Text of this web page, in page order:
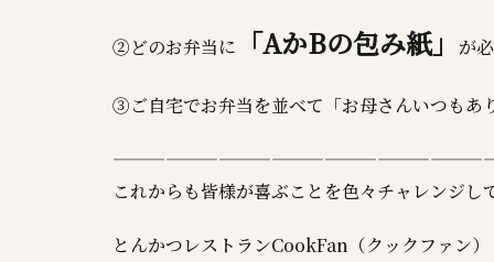
②どのお弁当に 「AかBの包み紙」 が
③ご自宅でお弁当を並べて「お母さんいつも
これからも皆様が喜ぶことを色々チャレンジし
とんかつレストランCookFan（クックファン）